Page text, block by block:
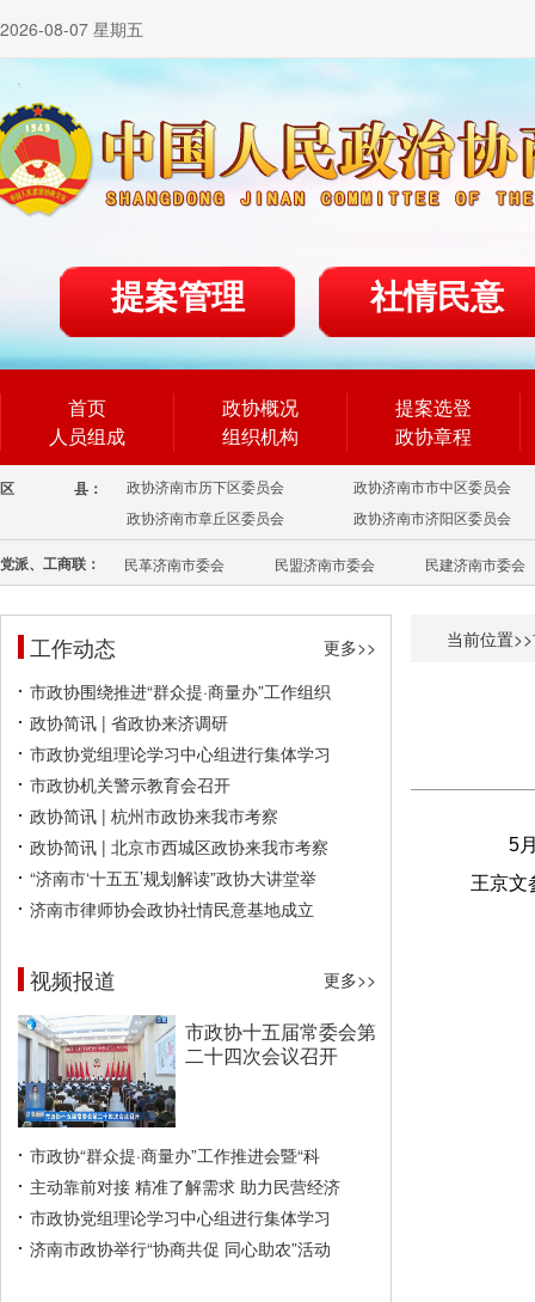
2026-08-07 星期五
提案管理 社情民意
首页
人员组成
政协概况
组织机构
提案选登
政协章程
区 县： 政协济南市历下区委员会
政协济南市市中区委员会
政协济南市章丘区委员会
政协济南市济阳区委员会
党派、工商联： 民革济南市委会 民盟济南市委会 民建济南市委会
工作动态
更多>>
市政协围绕推进“群众提·商量办”工作组织
政协简讯 | 省政协来济调研
市政协党组理论学习中心组进行集体学习
市政协机关警示教育会召开
政协简讯 | 杭州市政协来我市考察
政协简讯 | 北京市西城区政协来我市考察
“济南市‘十五五’规划解读”政协大讲堂举
济南市律师协会政协社情民意基地成立
视频报道 更多>>
市政协十五届常委会第
二十四次会议召开
市政协“群众提·商量办”工作推进会暨“科
主动靠前对接 精准了解需求 助力民营经济
市政协党组理论学习中心组进行集体学习
济南市政协举行“协商共促 同心助农”活动
当前位置>>
5
王京文